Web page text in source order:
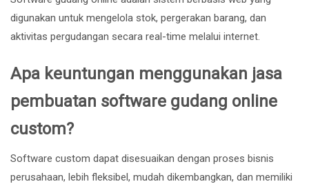
digunakan untuk mengelola stok, pergerakan barang, dan
aktivitas pergudangan secara real-time melalui internet.
Apa keuntungan menggunakan jasa
pembuatan software gudang online
custom?
Software custom dapat disesuaikan dengan proses bisnis
perusahaan, lebih fleksibel, mudah dikembangkan, dan memiliki